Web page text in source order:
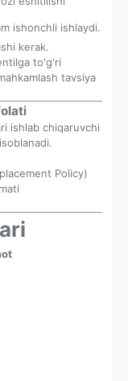
ishonchli ishlaydi.
kerak.
to'g'ri
tavsiya
ishlab chiqaruvchi
Policy)